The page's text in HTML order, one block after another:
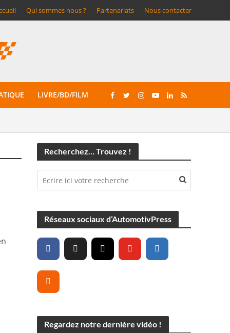
Qui sommes nous ? Partenariats Nous contacter
LIVRE/BD/FILM
Recherchez… Trouvez !
Réseaux sociaux d’AutomotivPress
Regardez notre dernière vidéo !